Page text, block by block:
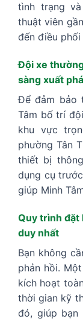
tình trạng
thuật viên
đến điều
Đội xe
sàng xuất
Để đảm bảo
Tâm bố trí
khu vực
phường Tân
thiết bị
dụng cụ
giúp Minh
Quy trình đặt
duy nhất
Bạn không
phản hồi.
kích hoạt
thời gian kỹ
đó, giúp bạn